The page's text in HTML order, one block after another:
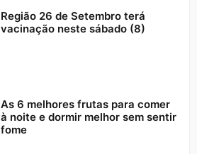
Região 26 de Setembro terá
vacinação neste sábado (8)
As 6 melhores frutas para comer
à noite e dormir melhor sem sentir
fome